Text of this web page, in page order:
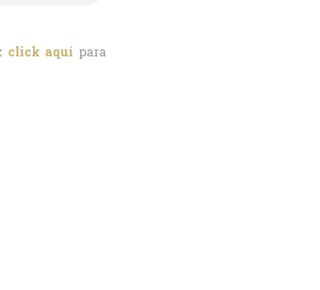
click aquí para